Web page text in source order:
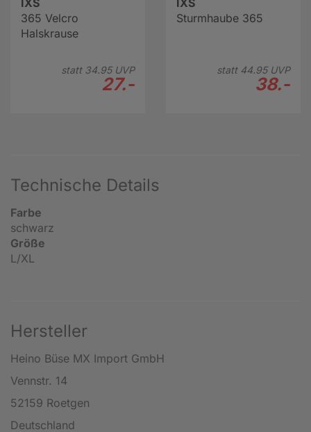
365 Velcro
Halskrause
statt 34.95UVP
27.-
Sturmhaube 365
statt 44.95UVP
38.-
Technische Details
Farbe
schwarz
Größe
L/XL
Hersteller
Heino Büse MX Import GmbH
Vennstr. 14
52159 Roetgen
Deutschland